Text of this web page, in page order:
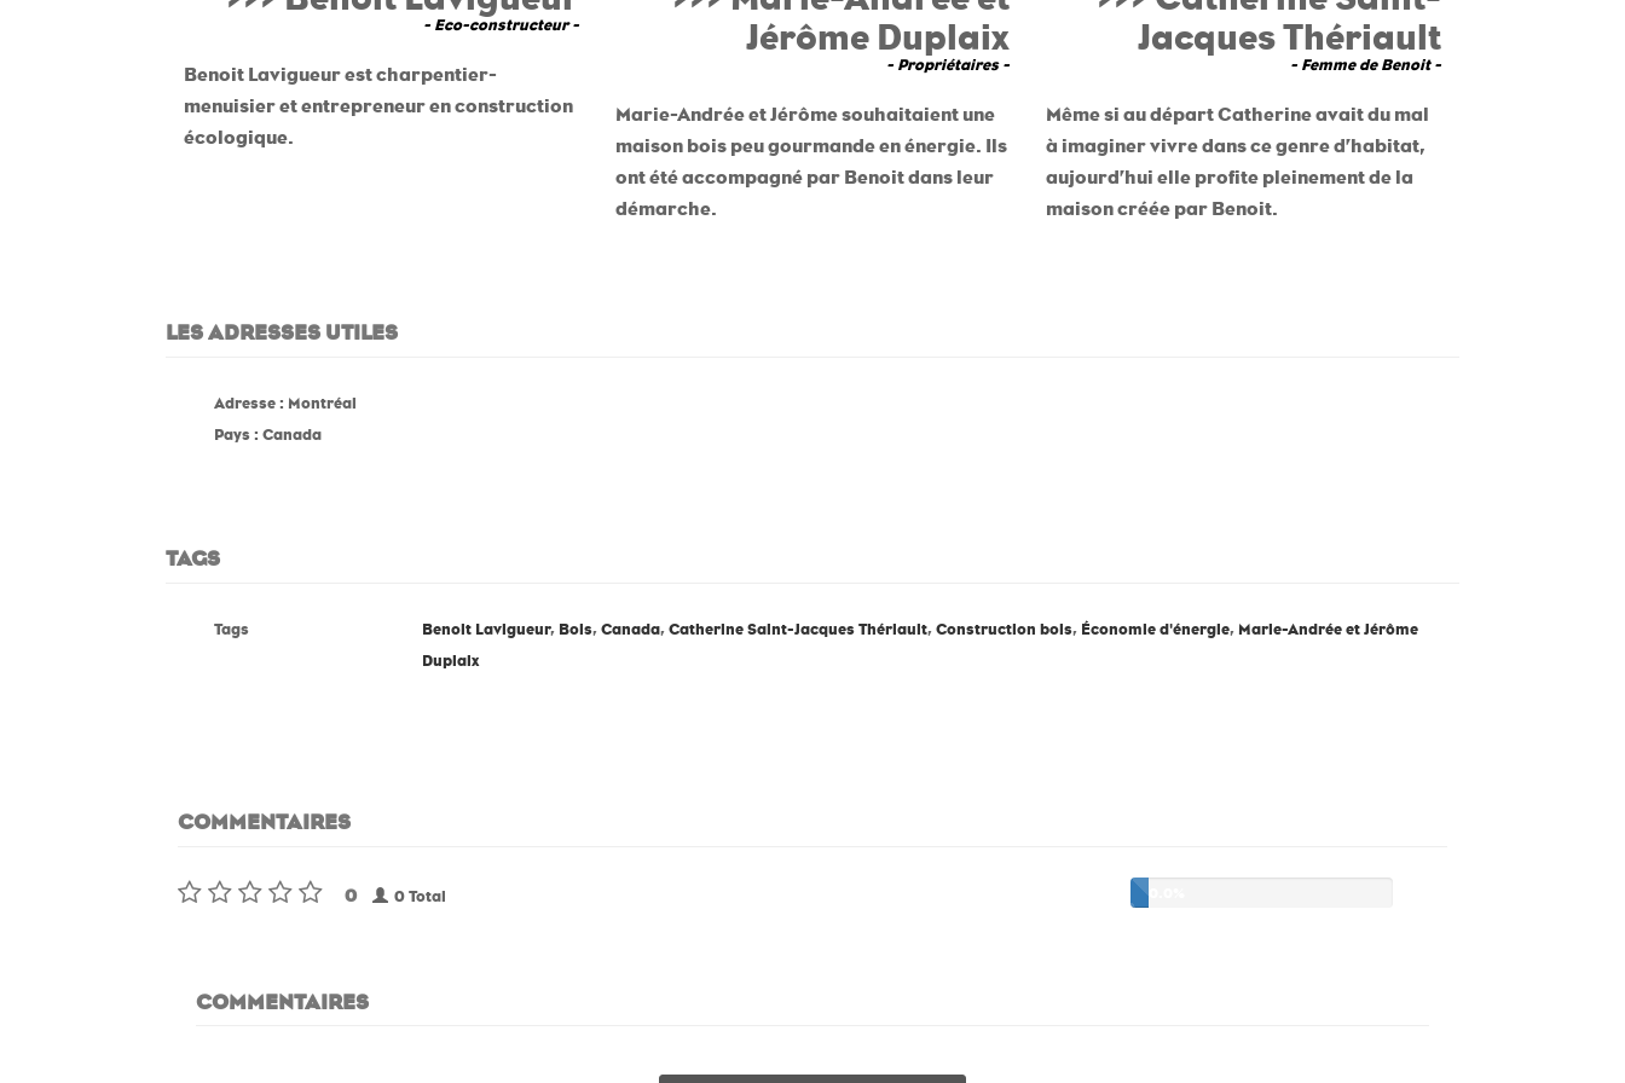
- Eco-constructeur -
Benoit Lavigueur est charpentier-
menuisier et entrepreneur en construction
écologique.
Jérôme Duplaix
- Propriétaires -
Marie-Andrée et Jérôme souhaitaient une
maison bois peu gourmande en énergie. Ils
ont été accompagné par Benoit dans leur
démarche.
Jacques Thériault
- Femme de Benoit -
Même si au départ Catherine avait du mal
à imaginer vivre dans ce genre d’habitat,
aujourd’hui elle profite pleinement de la
maison créée par Benoit.
LES ADRESSES UTILES
Adresse : Montréal
Pays : Canada
TAGS
Tags Benoit Lavigueur, Bois, Canada, Catherine Saint-Jacques Thériault, Construction bois, Économie d'énergie, Marie-Andrée et Jérôme
Duplaix
COMMENTAIRES
0 0 Total 0.0%
COMMENTAIRES